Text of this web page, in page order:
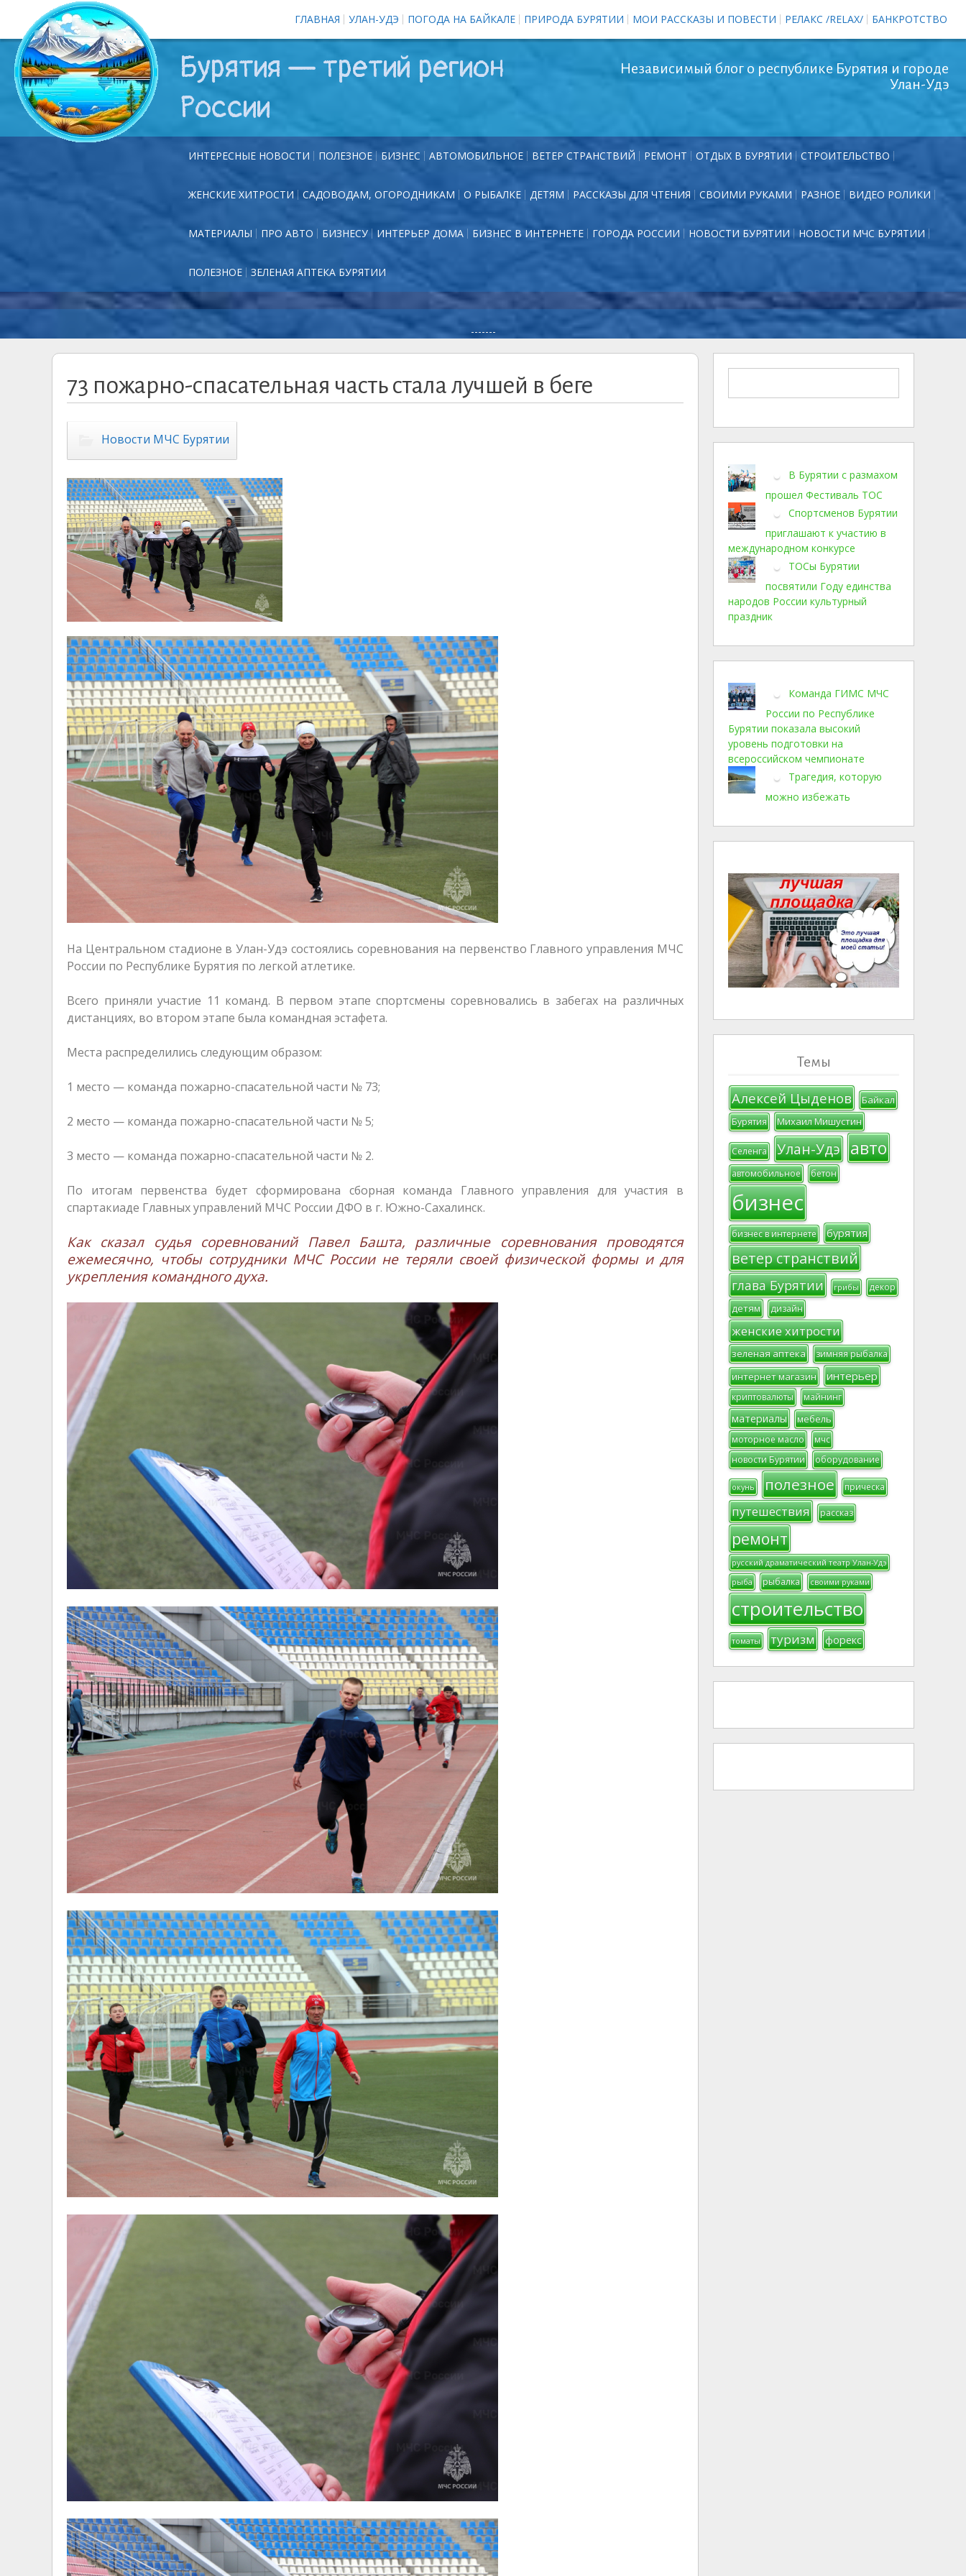
ГЛАВНАЯ УЛАН-УДЭ ПОГОДА НА БАЙКАЛЕ ПРИРОДА БУРЯТИИ МОИ РАССКАЗЫ И ПОВЕСТИ РЕЛАКС /RELAX/ БАНКРОТСТВО
Бурятия — третий регион
России
Независимый блог о республике Бурятия и городе
Улан-Удэ
ИНТЕРЕСНЫЕ НОВОСТИ ПОЛЕЗНОЕ БИЗНЕС АВТОМОБИЛЬНОЕ ВЕТЕР СТРАНСТВИЙ РЕМОНТ ОТДЫХ В БУРЯТИИ СТРОИТЕЛЬСТВО
ЖЕНСКИЕ ХИТРОСТИ САДОВОДАМ, ОГОРОДНИКАМ О РЫБАЛКЕ ДЕТЯМ РАССКАЗЫ ДЛЯ ЧТЕНИЯ СВОИМИ РУКАМИ РАЗНОЕ ВИДЕО РОЛИКИ
МАТЕРИАЛЫ ПРО АВТО БИЗНЕСУ ИНТЕРЬЕР ДОМА БИЗНЕС В ИНТЕРНЕТЕ ГОРОДА РОССИИ НОВОСТИ БУРЯТИИ НОВОСТИ МЧС БУРЯТИИ
ПОЛЕЗНОЕ ЗЕЛЕНАЯ АПТЕКА БУРЯТИИ
-------
73 пожарно-спасательная часть стала лучшей в беге
Новости МЧС Бурятии
На Центральном стадионе в Улан-Удэ состоялись соревнования на первенство Главного управления МЧС
России по Республике Бурятия по легкой атлетике.
Всего приняли участие 11 команд. В первом этапе спортсмены соревновались в забегах на различных
дистанциях, во втором этапе была командная эстафета.
Места распределились следующим образом:
1 место — команда пожарно-спасательной части № 73;
2 место — команда пожарно-спасательной части № 5;
3 место — команда пожарно-спасательной части № 2.
По итогам первенства будет сформирована сборная команда Главного управления для участия в
спартакиаде Главных управлений МЧС России ДФО в г. Южно-Сахалинск.
Как сказал судья соревнований Павел Башта, различные соревнования проводятся
ежемесячно, чтобы сотрудники МЧС России не теряли своей физической формы и для
укрепления командного духа.
В Бурятии с размахом
прошел Фестиваль ТОС
Спортсменов Бурятии
приглашают к участию в
международном конкурсе
ТОСы Бурятии
посвятили Году единства
народов России культурный
праздник
Команда ГИМС МЧС
России по Республике
Бурятии показала высокий
уровень подготовки на
всероссийском чемпионате
Трагедия, которую
можно избежать
Темы
Алексей Цыденов Байкал
Бурятия Михаил Мишустин
Селенга Улан-Удэ авто
автомобильное бетон
бизнес
бизнес в интернете бурятия
ветер странствий
глава Бурятии грибы декор
детям дизайн
женские хитрости
зеленая аптека зимняя рыбалка
интернет магазин интерьер
криптовалюты майнинг
материалы мебель
моторное масло
мчс
новости Бурятии
оборудование
окунь полезное прическа
путешествия рассказ
ремонт
русский драматический театр Улан-Удэ
рыба
рыбалка своими руками
строительство
томаты туризм форекс